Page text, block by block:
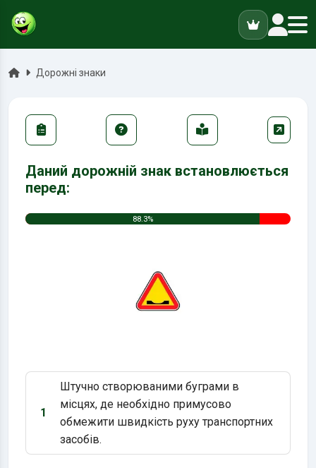
ГоловнаДорожні знаки
Даний дорожній знак встановлюється
перед:
88.3%
Варіант 1:
1
Штучно створюваними буграми в
місцях, де необхідно примусово
обмежити швидкість руху транспортних
засобів.